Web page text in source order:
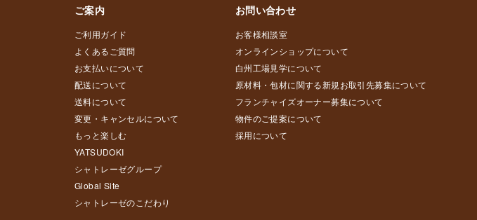
ご案内
ご利用ガイド
よくあるご質問
お支払いについて
配送について
送料について
変更・キャンセルについて
もっと楽しむ
YATSUDOKI
シャトレーゼグループ
Global Site
シャトレーゼのこだわり
お問い合わせ
お客様相談室
オンラインショップについて
白州工場見学について
原材料・包材に関する新規お取引先募集について
フランチャイズオーナー募集について
物件のご提案について
採用について